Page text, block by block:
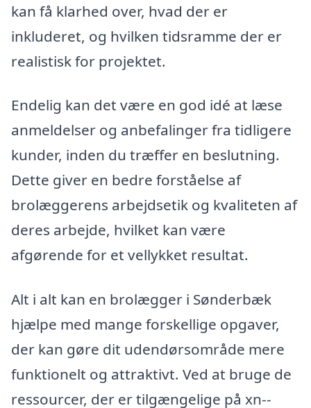
kan få klarhed over, hvad der er
inkluderet, og hvilken tidsramme der er
realistisk for projektet.
Endelig kan det være en god idé at læse
anmeldelser og anbefalinger fra tidligere
kunder, inden du træffer en beslutning.
Dette giver en bedre forståelse af
brolæggerens arbejdsetik og kvaliteten af
deres arbejde, hvilket kan være
afgørende for et vellykket resultat.
Alt i alt kan en brolægger i Sønderbæk
hjælpe med mange forskellige opgaver,
der kan gøre dit udendørsområde mere
funktionelt og attraktivt. Ved at bruge de
ressourcer, der er tilgængelige på xn--